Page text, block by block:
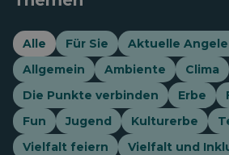
Alle Für Sie
Aktuelle
Allgemein
Ambiente
Clima
Die Punkte verbinden
Erbe
Fun
Jugend Kulturerbe
Vielfalt feiern
Vielfalt und